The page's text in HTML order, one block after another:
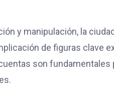
y manipulación, la
de figuras clave
son